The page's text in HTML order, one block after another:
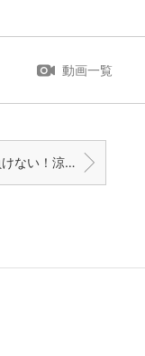
動画一覧
暑さに負けない！涼しく、楽しく、夏を乗り切るための3つの秘訣